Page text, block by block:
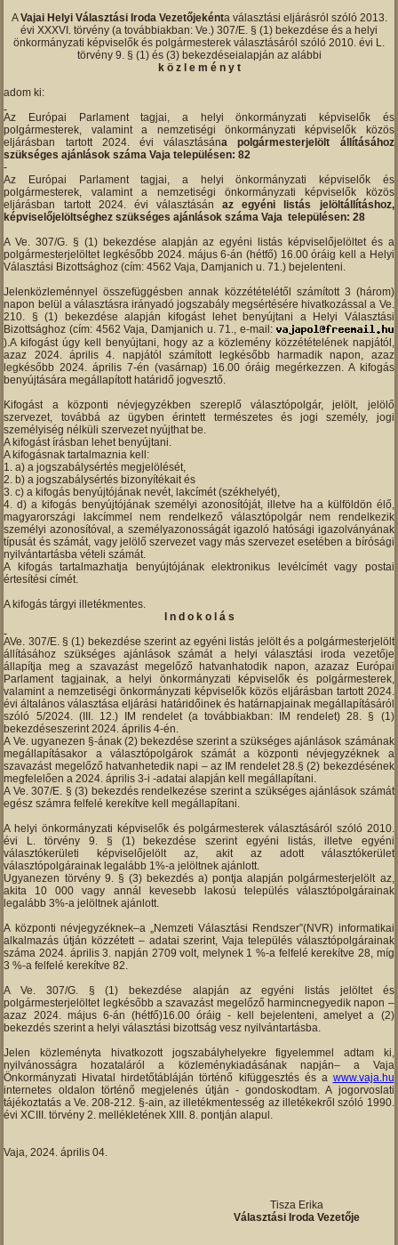
AVajai Helyi Választási Iroda Vezetőjekénta választási eljárásról szóló 2013.
évi XXXVI. törvény (a továbbiakban: Ve.) 307/E. § (1) bekezdése és a helyi
önkormányzati képviselők és polgármesterek választásáról szóló 2010. évi L.
törvény 9. § (1) és (3) bekezdéseialapján az alábbi
k ö z l e m é n y t
adom ki:
Az Európai Parlament tagjai, a helyi önkormányzati képviselők és
polgármesterek, valamint a nemzetiségi önkormányzati képviselők közös
eljárásban tartott 2024. évi választásána polgármesterjelölt állításához
szükséges ajánlások száma Vaja településen: 82
Az Európai Parlament tagjai, a helyi önkormányzati képviselők és
polgármesterek, valamint a nemzetiségi önkormányzati képviselők közös
eljárásban tartott 2024. évi választásánaz egyéni listás jelöltállításhoz,
képviselőjelöltséghez szükséges ajánlások száma Vaja településen: 28
A Ve. 307/G. § (1) bekezdése alapján az egyéni listás képviselőjelöltet és a
polgármesterjelöltet legkésőbb 2024. május 6-án (hétfő) 16.00 óráig kell a Helyi
Választási Bizottsághoz (cím: 4562 Vaja, Damjanich u. 71.) bejelenteni.
Jelenközleménnyel összefüggésben annak közzétételétől számított 3 (három)
napon belül a választásra irányadó jogszabály megsértésére hivatkozással a Ve.
210. § (1) bekezdése alapján kifogást lehet benyújtani a Helyi Választási
Bizottsághoz (cím: 4562 Vaja, Damjanich u. 71., e-mail:
).A kifogást úgy kell benyújtani, hogy az a közlemény közzétételének napjától,
azaz 2024. április 4. napjától számított legkésőbb harmadik napon, azaz
legkésőbb 2024. április 7-én (vasárnap) 16.00 óráig megérkezzen. A kifogás
benyújtására megállapított határidő jogvesztő.
Kifogást a központi névjegyzékben szereplő választópolgár, jelölt, jelölő
szervezet, továbbá az ügyben érintett természetes és jogi személy, jogi
személyiség nélküli szervezet nyújthat be.
A kifogást írásban lehet benyújtani.
A kifogásnak tartalmaznia kell:
a) a jogszabálysértés megjelölését,
b) a jogszabálysértés bizonyítékait és
c) a kifogás benyújtójának nevét, lakcímét (székhelyét),
d) a kifogás benyújtójának személyi azonosítóját, illetve ha a külföldön élő,
magyarországi lakcímmel nem rendelkező választópolgár nem rendelkezik
személyi azonosítóval, a személyazonosságát igazoló hatósági igazolványának
típusát és számát, vagy jelölő szervezet vagy más szervezet esetében a bírósági
nyilvántartásba vételi számát.
A kifogás tartalmazhatja benyújtójának elektronikus levélcímét vagy postai
értesítési címét.
A kifogás tárgyi illetékmentes.
I n d o k o l á s
AVe. 307/E. § (1) bekezdése szerint az egyéni listás jelölt és a polgármesterjelölt
állításához szükséges ajánlások számát a helyi választási iroda vezetője
állapítja meg a szavazást megelőző hatvanhatodik napon, azazaz Európai
Parlament tagjainak, a helyi önkormányzati képviselők és polgármesterek,
valamint a nemzetiségi önkormányzati képviselők közös eljárásban tartott 2024.
évi általános választása eljárási határidőinek és határnapjainak megállapításáról
szóló 5/2024. (III. 12.) IM rendelet (a továbbiakban: IM rendelet) 28. § (1)
bekezdéseszerint 2024. április 4-én.
A Ve. ugyanezen §-ának (2) bekezdése szerint a szükséges ajánlások számának
megállapításakor a választópolgárok számát a központi névjegyzéknek a
szavazást megelőző hatvanhetedik napi – az IM rendelet 28.§ (2) bekezdésének
megfelelően a 2024. április 3-i -adatai alapján kell megállapítani.
A Ve. 307/E. § (3) bekezdés rendelkezése szerint a szükséges ajánlások számát
egész számra felfelé kerekítve kell megállapítani.
A helyi önkormányzati képviselők és polgármesterek választásáról szóló 2010.
évi L. törvény 9. § (1) bekezdése szerint egyéni listás, illetve egyéni
választókerületi képviselőjelölt az, akit az adott választókerület
választópolgárainak legalább 1%-a jelöltnek ajánlott.
Ugyanezen törvény 9. § (3) bekezdés a) pontja alapján polgármesterjelölt az,
akita 10 000 vagy annál kevesebb lakosú település választópolgárainak
legalább 3%-a jelöltnek ajánlott.
A központi névjegyzéknek–a „Nemzeti Választási Rendszer”(NVR) informatikai
alkalmazás útján közzétett – adatai szerint, Vaja település választópolgárainak
száma 2024. április 3. napján 2709 volt, melynek 1 %-a felfelé kerekítve 28, míg
3 %-a felfelé kerekítve 82.
A Ve. 307/G. § (1) bekezdése alapján az egyéni listás jelöltet és
polgármesterjelöltet legkésőbb a szavazást megelőző harmincnegyedik napon –
azaz 2024. május 6-án (hétfő)16.00 óráig - kell bejelenteni, amelyet a (2)
bekezdés szerint a helyi választási bizottság vesz nyilvántartásba.
Jelen közleményta hivatkozott jogszabályhelyekre figyelemmel adtam ki,
nyilvánosságra hozataláról a közleménykiadásának napján– a Vaja
Önkormányzati Hivatal hirdetőtábláján történő kifüggesztés és a www.vaja.hu
internetes oldalon történő megjelenés útján - gondoskodtam. A jogorvoslati
tájékoztatás a Ve. 208-212. §-ain, az illetékmentesség az illetékekről szóló 1990.
évi XCIII. törvény 2. mellékletének XIII. 8. pontján alapul.
Vaja, 2024. április 04.
Tisza Erika
Választási Iroda Vezetője